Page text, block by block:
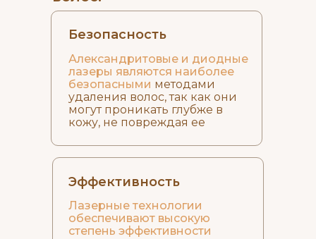
Александритовые и диодные
лазеры являются наиболее
безопасными методами
удаления волос, так как они
могут проникать глубже в
кожу, не повреждая ее
Безопасность
Эффективность
Лазерные технологии
обеспечивают высокую
степень эффективности